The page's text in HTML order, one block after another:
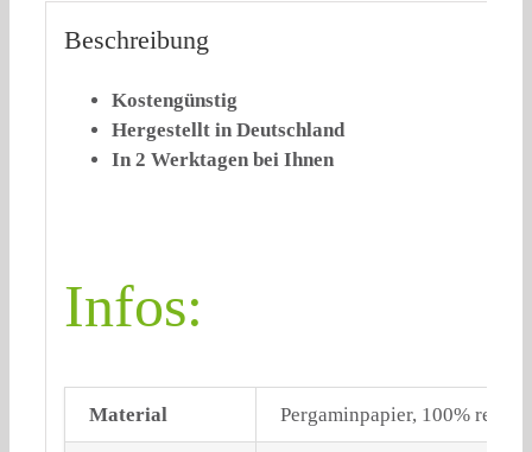
Beschreibung
Kostengünstig
Hergestellt in Deutschland
In 2 Werktagen bei Ihnen
Infos:
Material Pergaminpapier, 100%